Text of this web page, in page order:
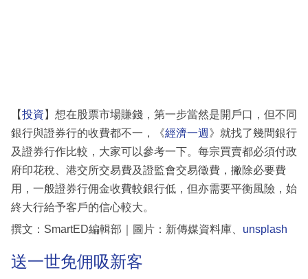
區
【投資 】想在股票市場賺錢，第一步當然是開戶口，但不同
銀行與證券行的收費都不一，《經濟一週 》就找了幾間銀行
及證券行作比較，大家可以參考一下。每宗買賣都必須付政
府印花稅、港交所交易費及證監會交易徵費，撇除必要費
用，一般證券行佣金收費較銀行低，但亦需要平衡風險，始
終大行給予客戶的信心較大。
撰文：SmartED編輯部｜圖片：新傳媒資料庫、 unsplash
送一世免佣吸新客